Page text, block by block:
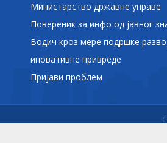
Министарство државне управе
Повереник за инфо од јавног
Водич кроз мере подршке
иновативне привреде
Пријави проблем